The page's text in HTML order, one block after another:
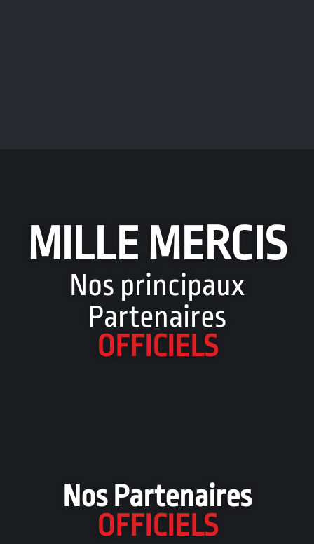
MILLE MERCIS
Nos principaux
Partenaires
OFFICIELS
Nos Partenaires
OFFICIELS